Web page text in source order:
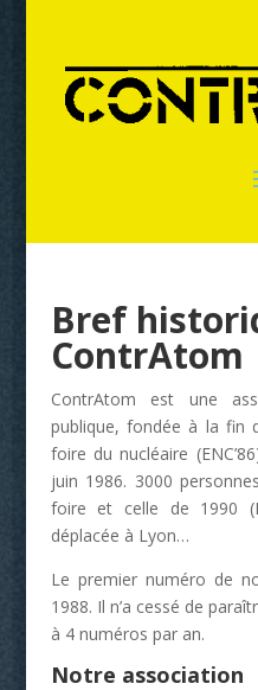
Bref
ContrAtom
ContrAtom est une
publique, fondée à la fin
foire du nucléaire
juin 1986. 3000
foire et celle de 1990
déplacée à Lyon…
Le premier numéro de
1988. Il n’a cessé de
à 4 numéros par an.
Notre association